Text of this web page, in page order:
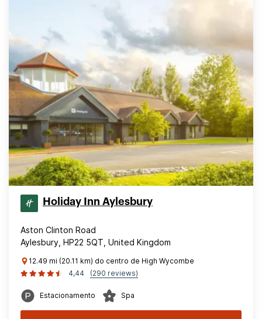
Holiday Inn Aylesbury
Aston Clinton Road
Aylesbury, HP22 5QT, United Kingdom
12.49 mi (20.11 km) do centro de High Wycombe
4,44
(290 reviews)
Estacionamento Spa